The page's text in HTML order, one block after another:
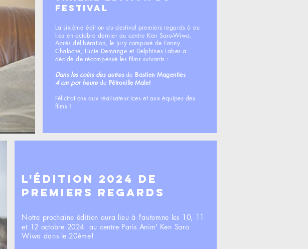
FESTIVAL
La sixième édition du destival premiers regards à eu
lieu en octobre dernier au centre Ken Saro-Wiwa.
Après délibération, le jury composé de Fanny
Chaloche, Lucie Demange et Delphines Labes a
décidé de récompensé les films suivants :
Dans les coins des autresde Bastien Magenties
4 cm par heurede Pétronille Malet
Félicitations aux réalisateur.ices et aux équipes des
films !
L'édition 2024 de
Premiers Regards
Notre prochaine édition aura lieu à l'automne les 10, 11
et 12 octobre 2024 au centre Paris Anim' Ken Saro
Wiwa dans le 20ème!